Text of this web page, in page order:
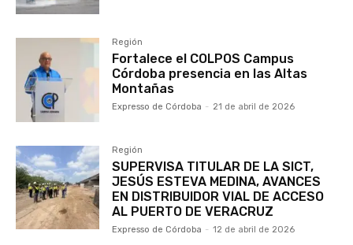
Región
Fortalece el COLPOS Campus
Córdoba presencia en las Altas
Montañas
Expresso de Córdoba - 21 de abril de 2026
Región
SUPERVISA TITULAR DE LA SICT,
JESÚS ESTEVA MEDINA, AVANCES
EN DISTRIBUIDOR VIAL DE ACCESO
AL PUERTO DE VERACRUZ
Expresso de Córdoba - 12 de abril de 2026